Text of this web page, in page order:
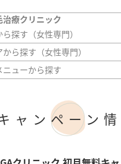
療クリニック
探す（女性専門）
ら探す（女性専門）
ューから探す
ャンペーン情